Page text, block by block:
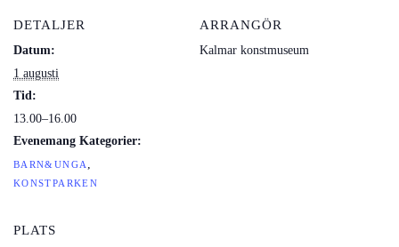
DETALJER
Datum:
1 augusti
Tid:
13.00–16.00
Evenemang Kategorier:
BARN&UNGA,
KONSTPARKEN
PLATS
ARRANGÖR
Kalmar konstmuseum